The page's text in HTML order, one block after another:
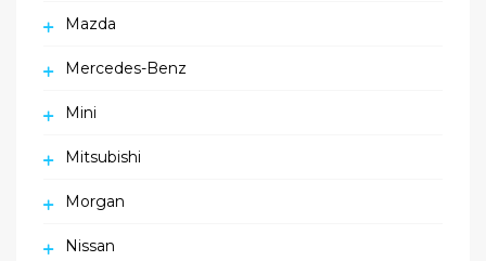
Mazda
Mercedes-Benz
Mini
Mitsubishi
Morgan
Nissan